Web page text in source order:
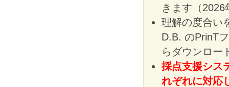
きます（
理解の度合い
D.B. のPrinT
らダウンロー
採点支援シス
れぞれに対応